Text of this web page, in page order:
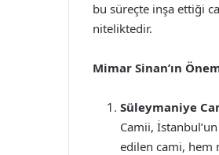
bu süreçte inşa ettiği
niteliktedir.
Mimar Sinan’ın
Süleymaniye
Camii,
edilen cami, hem